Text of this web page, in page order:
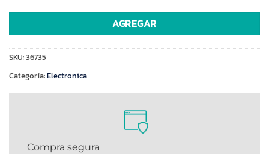
AGREGAR
SKU:36735
Categoría:Electronica
Compra segura